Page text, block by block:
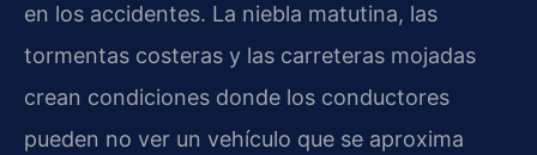
en los accidentes. La niebla matutina, las
tormentas costeras y las carreteras mojadas
crean condiciones donde los conductores
pueden no ver un vehículo que se aproxima